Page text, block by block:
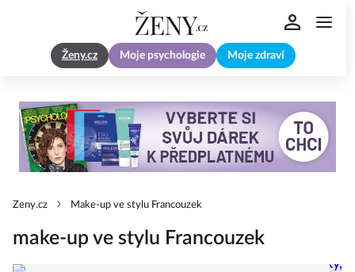
Ženy.cz Moje psychologie Moje zdraví
Zeny.cz Make-up ve stylu Francouzek
make-up ve stylu Francouzek